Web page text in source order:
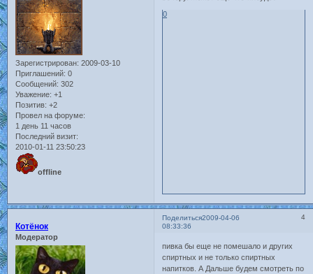
Зарегистрирован: 2009-03-10
Приглашений: 0
Сообщений: 302
Уважение: +1
Позитив: +2
Провел на форуме:
1 день 11 часов
Последний визит:
2010-01-11 23:50:23
offline
0
Поделиться 4
2009-04-06
08:33:36
Котёнок
Модератор
пивка бы еще не помешало и других
спиртных и не только спиртных
напитков. А Дальше будем смотреть по